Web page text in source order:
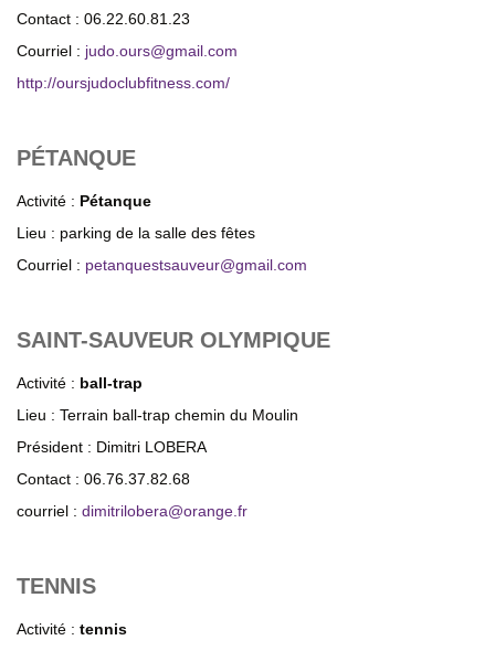
Contact : 06.22.60.81.23
Courriel : judo.ours@gmail.com
http://oursjudoclubfitness.com/
PÉTANQUE
Activité : Pétanque
Lieu : parking de la salle des fêtes
Courriel : petanquestsauveur@gmail.com
SAINT-SAUVEUR OLYMPIQUE
Activité : ball-trap
Lieu : Terrain ball-trap chemin du Moulin
Président : Dimitri LOBERA
Contact : 06.76.37.82.68
courriel : dimitrilobera@orange.fr
TENNIS
Activité : tennis